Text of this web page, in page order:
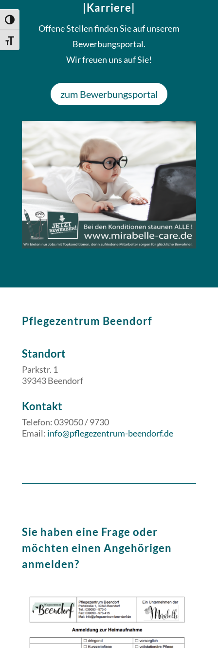
Umschalten auf hohe Kontraste
Schrift vergrößern
|Karriere|
Offene Stellen finden Sie auf unserem
Bewerbungsportal.
Wir freuen uns auf Sie!
zum Bewerbungsportal
Pflegezentrum Beendorf
Standort
Parkstr. 1
39343 Beendorf
​​Kontakt
Telefon: 039050 / 9730
Email: info@pflegezentrum-beendorf.de
Sie haben eine Frage oder
möchten einen Angehörigen
anmelden?